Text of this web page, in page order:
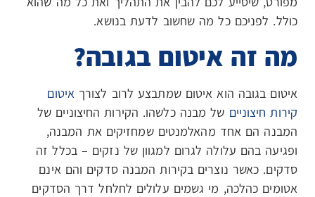
כולל. לפניכם כל מה שחשוב לדעת בנושא.
מה זה איטום בגובה?
איטום בגובה הוא איטום שמתבצע לרוב לצורךאיטום
קירות חיצוניים של מבנה כלשהו. הקירות החיצוניים של
המבנה הם אחד מהאלמנטים שמחזיקים את המבנה,
ופגיעה בהם עלולה לגרום למגוון של נזקים – בכלל זה
סדקים. כאשר נוצרים בקירות המבנה סדקים והם אינם
אטומים כהלכה, מי גשמים עלולים לחלחל דרך הסדקים